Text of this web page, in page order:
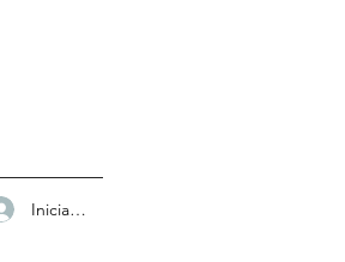
Iniciar sesión